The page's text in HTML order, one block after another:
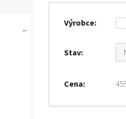
Výrobce
Stav
Cena